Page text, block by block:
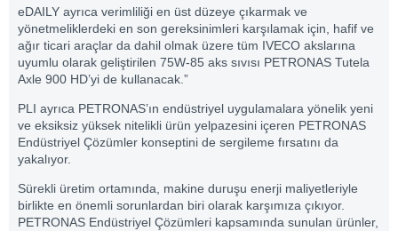
eDAILY ayrıca verimliliği en üst düzeye çıkarmak ve
yönetmeliklerdeki en son gereksinimleri karşılamak için, hafif ve
ağır ticari araçlar da dahil olmak üzere tüm IVECO akslarına
uyumlu olarak geliştirilen 75W-85 aks sıvısı PETRONAS Tutela
Axle 900 HD’yi de kullanacak.”
PLI ayrıca PETRONAS’ın endüstriyel uygulamalara yönelik yeni
ve eksiksiz yüksek nitelikli ürün yelpazesini içeren PETRONAS
Endüstriyel Çözümler konseptini de sergileme fırsatını da
yakalıyor.
Sürekli üretim ortamında, makine duruşu enerji maliyetleriyle
birlikte en önemli sorunlardan biri olarak karşımıza çıkıyor.
PETRONAS Endüstriyel Çözümleri kapsamında sunulan ürünler,